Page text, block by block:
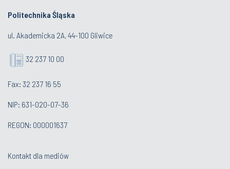
Politechnika Śląska
ul. Akademicka 2A, 44-100 Gliwice
32 237 10 00
Fax: 32 237 16 55
NIP: 631-020-07-36
REGON: 000001637
Kontakt dla mediów